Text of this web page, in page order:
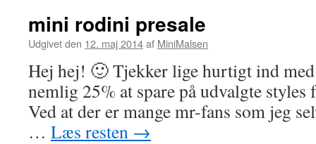
mini rodini presale
Udgivet den 12. maj 2014af MiniMalsen
Hej hej! 🙂 Tjekker lige hurtigt ind
nemlig 25% at spare på udvalgte
Ved at der er mange mr-fans som jeg
… Læs resten →